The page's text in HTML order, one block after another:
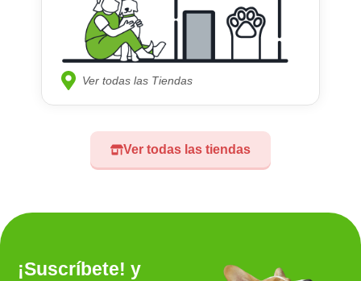
Ver todas las tiendas
Ver todas las Tiendas
¡Suscríbete! y